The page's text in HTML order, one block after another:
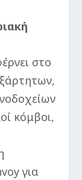
στο
κόμβοι,
για